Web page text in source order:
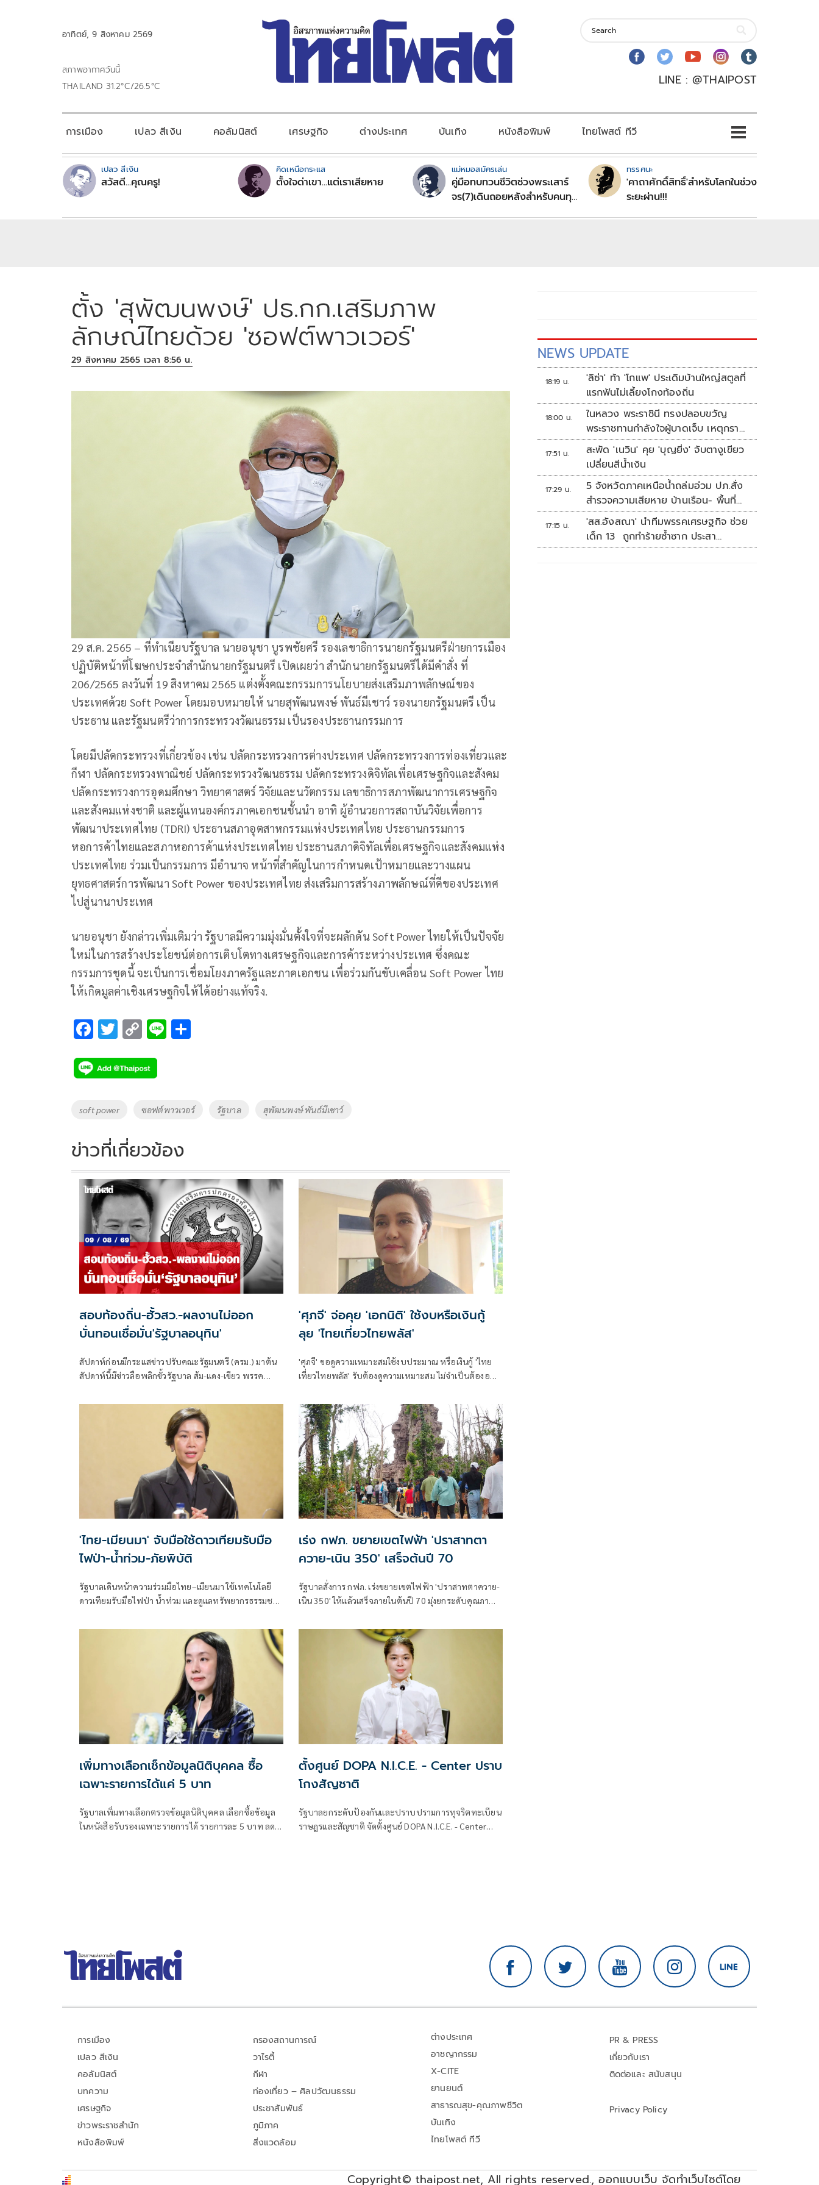
อาทิตย์, 9 สิงหาคม 2569
สภาพอากาศวันนี้
THAILAND 31.2°C/26.5°C
LINE : @THAIPOST
การเมือง เปลว สีเงิน คอลัมนิสต์ เศรษฐกิจ ต่างประเทศ บันเทิง หนังสือพิมพ์ ไทยโพสต์ ทีวี
เปลว สีเงิน
สวัสดี...คุณครู!
คิดเหนือกระแส
ตั้งใจด่าเขา...แต่เราเสียหาย
แม่หมอสมัครเล่น
คู่มือทบทวนชีวิตช่วงพระเสาร์
จร(7)เดินถอยหลังสำหรับคนทุก
ทรรศนะ
'คาถาศักดิ์สิทธิ์'สำหรับโลกในช่วง
ระยะผ่าน!!!
ตั้ง 'สุพัฒนพงษ์' ปธ.กก.เสริมภาพ
ลักษณ์ไทยด้วย 'ซอฟต์พาวเวอร์'
29 สิงหาคม 2565 เวลา 8:56 น.
29 ส.ค. 2565 – ที่ทำเนียบรัฐบาล นายอนุชา บูรพชัยศรี รองเลขาธิการนายกรัฐมนตรีฝ่ายการเมือง
ปฏิบัติหน้าที่โฆษกประจำสำนักนายกรัฐมนตรี เปิดเผยว่า สำนักนายกรัฐมนตรีได้มีคำสั่ง ที่
206/2565 ลงวันที่ 19 สิงหาคม 2565 แต่งตั้งคณะกรรมการนโยบายส่งเสริมภาพลักษณ์ของ
ประเทศด้วย Soft Power โดยมอบหมายให้ นายสุพัฒนพงษ์ พันธ์มีเชาว์ รองนายกรัฐมนตรี เป็น
ประธาน และรัฐมนตรีว่าการกระทรวงวัฒนธรรม เป็นรองประธานกรรมการ
โดยมีปลัดกระทรวงที่เกี่ยวข้อง เช่น ปลัดกระทรวงการต่างประเทศ ปลัดกระทรวงการท่องเที่ยวและ
กีฬา ปลัดกระทรวงพาณิชย์ ปลัดกระทรวงวัฒนธรรม ปลัดกระทรวงดิจิทัลเพื่อเศรษฐกิจและสังคม
ปลัดกระทรวงการอุดมศึกษา วิทยาศาสตร์ วิจัยและนวัตกรรม เลขาธิการสภาพัฒนาการเศรษฐกิจ
และสังคมแห่งชาติ และผู้แทนองค์กรภาคเอกชนชั้นนำ อาทิ ผู้อํานวยการสถาบันวิจัยเพื่อการ
พัฒนาประเทศไทย (TDRI) ประธานสภาอุตสาหกรรมแห่งประเทศไทย ประธานกรรมการ
หอการค้าไทยและสภาหอการค้าแห่งประเทศไทย ประธานสภาดิจิทัลเพื่อเศรษฐกิจและสังคมแห่ง
ประเทศไทย ร่วมเป็นกรรมการ มีอำนาจ หน้าที่สำคัญในการกําหนดเป้าหมายและวางแผน
ยุทธศาสตร์การพัฒนา Soft Power ของประเทศไทย ส่งเสริมการสร้างภาพลักษณ์ที่ดีของประเทศ
ไปสู่นานาประเทศ
นายอนุชา ยังกล่าวเพิ่มเติมว่า รัฐบาลมีความมุ่งมั่นตั้งใจที่จะผลักดัน Soft Power ไทยให้เป็นปัจจัย
ใหม่ในการสร้างประโยชน์ต่อการเติบโตทางเศรษฐกิจและการค้าระหว่างประเทศ ซึ่งคณะ
กรรมการชุดนี้ จะเป็นการเชื่อมโยงภาครัฐและภาคเอกชน เพื่อร่วมกันขับเคลื่อน Soft Power ไทย
ให้เกิดมูลค่าเชิงเศรษฐกิจให้ได้อย่างแท้จริง.
F
e
b
o
k
T
tt
er
C
p
y
Li
k
Li
Tags
soft power ซอฟต์พาวเวอร์ รัฐบาล สุพัฒนพงษ์ พันธ์มีเชาว์
ข่าวที่เกี่ยวข้อง
สอบท้องถิ่น-ฮั้วสว.-ผลงานไม่ออก
บั่นทอนเชื่อมั่น'รัฐบาลอนุทิน'
สัปดาห์ก่อนมีกระแสข่าวปรับคณะรัฐมนตรี (ครม.) มาต้น
สัปดาห์นี้มีข่าวลือพลิกขั้วรัฐบาล ส้ม-แดง-เขียว พรรค
'ศุภจี' จ่อคุย 'เอกนิติ' ใช้งบหรือเงินกู้
ลุย 'ไทยเที่ยวไทยพลัส'
'ศุภจี' ขอดูความเหมาะสมใช้งบประมาณ หรือเงินกู้ 'ไทย
เที่ยวไทยพลัส' รับต้องดูความเหมาะสม ไม่จำเป็นต้องออก
'ไทย-เมียนมา' จับมือใช้ดาวเทียมรับมือ
ไฟป่า-น้ำท่วม-ภัยพิบัติ
รัฐบาลเดินหน้าความร่วมมือไทย–เมียนมา ใช้เทคโนโลยี
ดาวเทียมรับมือไฟป่า น้ำท่วม และดูแลทรัพยากรธรรมชาติ
กัน
เร่ง กฟภ. ขยายเขตไฟฟ้า 'ปราสาทตา
ควาย-เนิน 350' เสร็จต้นปี 70
รัฐบาลสั่งการ กฟภ. เร่งขยายเขตไฟฟ้า 'ปราสาทตาควาย-
เนิน 350' ให้แล้วเสร็จภายในต้นปี 70 มุ่งยกระดับคุณภาพ
ชายแดน
เพิ่มทางเลือกเช็กข้อมูลนิติบุคคล ซื้อ
เฉพาะรายการได้แค่ 5 บาท
รัฐบาลเพิ่มทางเลือกตรวจข้อมูลนิติบุคคล เลือกซื้อข้อมูล
ในหนังสือรับรองเฉพาะรายการได้ รายการละ 5 บาท ลด
ตั้งศูนย์ DOPA N.I.C.E. - Center ปราบ
โกงสัญชาติ
รัฐบาลยกระดับป้องกันและปราบปรามการทุจริตทะเบียน
ราษฎรและสัญชาติ จัดตั้งศูนย์ DOPA N.I.C.E. - Center
NEWS UPDATE
18:19 น.
'ลิซ่า' ท้า 'โกแพ' ประเดิมบ้านใหญ่สตูลที่
แรกฟันไม่เลี้ยงโกงท้องถิ่น
18:00 น.
ในหลวง พระราชินี ทรงปลอบขวัญ
พระราชทานกำลังใจผู้บาดเจ็บ เหตุกราด
ยิง รร.เทพศิรินทร์นนทบุรี
17:51 น.
สะพัด 'เนวิน' คุย 'บุญยิ่ง' จับตางูเขียว
เปลี่ยนสีน้ำเงิน
17:29 น.
5 จังหวัดภาคเหนือน้ำถล่มอ่วม ปภ.สั่ง
สำรวจความเสียหาย บ้านเรือน- พื้นที่
เกษตร
17:15 น.
'สส.อังสณา' นำทีมพรรคเศรษฐกิจ ช่วย
เด็ก 13 ถูกทำร้ายซ้ำซาก ประสา
นพม.เข้าคุ้มครอง
การเมือง
เปลว สีเงิน
คอลัมนิสต์
บทความ
เศรษฐกิจ
ข่าวพระราชสำนัก
หนังสือพิมพ์
กรองสถานการณ์
วาไรตี้
กีฬา
ท่องเที่ยว – ศิลปวัฒนธรรม
ประชาสัมพันธ์
ภูมิภาค
สิ่งแวดล้อม
ต่างประเทศ
อาชญากรรม
X-CITE
ยานยนต์
สาธารณสุข-คุณภาพชีวิต
บันเทิง
ไทยโพสต์ ทีวี
PR & PRESS
เกี่ยวกับเรา
ติดต่อและ สนับสนุน
Privacy Policy
Copyright© thaipost.net, All rights reserved.,ออกแบบเว็บ จัดทำเว็บไซต์โดย